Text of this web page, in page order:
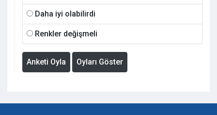
Daha iyi olabilirdi
Renkler değişmeli
Anketi Oyla Oyları Göster